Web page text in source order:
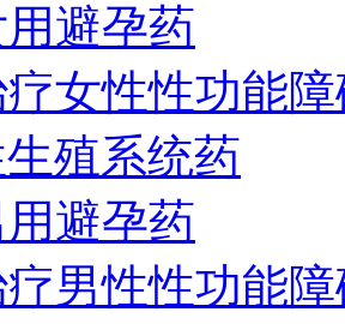
避孕药
女性性功能
殖系统药
用避孕药
男性性功能